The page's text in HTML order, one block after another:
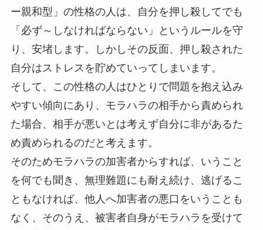
ー親和型」の性格の人は、自分を押し殺してでも
「必ず～しなければならない」というルールを守
り、安堵します。しかしその反面、押し殺された
自分はストレスを貯めていってしまいます。
そして、この性格の人はひとりで問題を抱え込み
やすい傾向にあり、モラハラの相手から責められ
た場合、相手が悪いとは考えず自分に非があるた
め責められるのだと考えます。
そのためモラハラの加害者からすれば、いうこと
を何でも聞き、無理難題にも耐え続け、逃げるこ
ともなければ、他人へ加害者の悪口をいうことも
なく、そのうえ、被害者自身がモラハラを受けて